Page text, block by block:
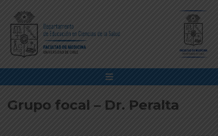
Grupo focal – Dr. Peralta